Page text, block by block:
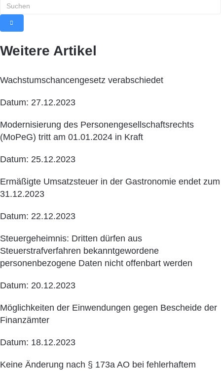
Weitere Artikel
Wachstumschancengesetz verabschiedet
Datum: 27.12.2023
Modernisierung des Personengesellschaftsrechts
(MoPeG) tritt am 01.01.2024 in Kraft
Datum: 25.12.2023
Ermäßigte Umsatzsteuer in der Gastronomie endet zum
31.12.2023
Datum: 22.12.2023
Steuergeheimnis: Dritten dürfen aus
Steuerstrafverfahren bekanntgewordene
personenbezogene Daten nicht offenbart werden
Datum: 20.12.2023
Möglichkeiten der Einwendungen gegen Bescheide der
Finanzämter
Datum: 18.12.2023
Keine Änderung nach § 173a AO bei fehlerhaftem